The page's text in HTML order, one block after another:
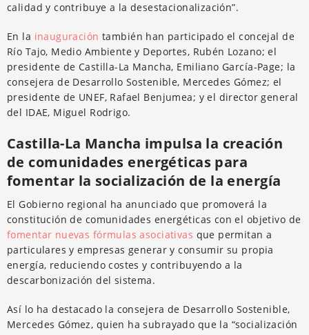
calidad y contribuye a la desestacionalización”.
En la inauguración también han participado el concejal de
Río Tajo, Medio Ambiente y Deportes, Rubén Lozano; el
presidente de Castilla-La Mancha, Emiliano García-Page; la
consejera de Desarrollo Sostenible, Mercedes Gómez; el
presidente de UNEF, Rafael Benjumea; y el director general
del IDAE, Miguel Rodrigo.
Castilla-La Mancha impulsa la creación
de comunidades energéticas para
fomentar la socialización de la energía
El Gobierno regional ha anunciado que promoverá la
constitución de comunidades energéticas con el objetivo de
fomentar nuevas fórmulas asociativas que permitan a
particulares y empresas generar y consumir su propia
energía, reduciendo costes y contribuyendo a la
descarbonización del sistema.
Así lo ha destacado la consejera de Desarrollo Sostenible,
Mercedes Gómez, quien ha subrayado que la “socialización